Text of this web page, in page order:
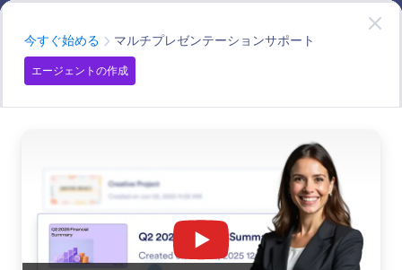
Get Started
プレゼンテーションエージェントで数分でインタラクテ
ィブなプレゼンテーションを作成。コンテンツをアップ
ロードするだけで、AIが自動的にインタラクティブなプ
レゼンテーションを生成します。
開始
今すぐ始める カテゴリー
マルチプレゼンテーションサポート
エージェントの作成
すべての機能で検索